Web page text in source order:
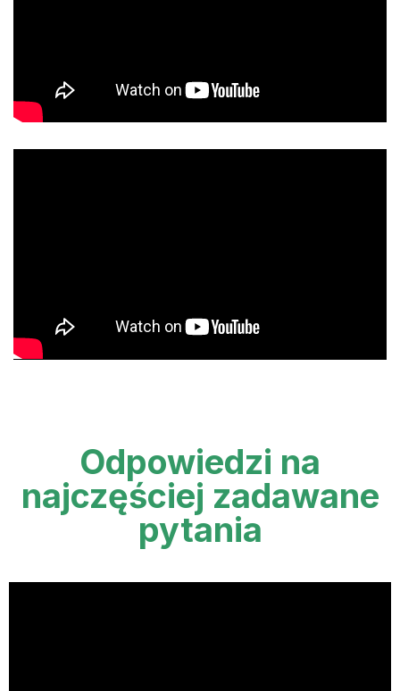
Odpowiedzi na
najczęściej zadawane
pytania